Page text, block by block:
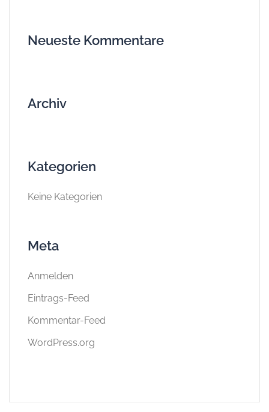
Neueste Kommentare
Archiv
Kategorien
Keine Kategorien
Meta
Anmelden
Eintrags-Feed
Kommentar-Feed
WordPress.org